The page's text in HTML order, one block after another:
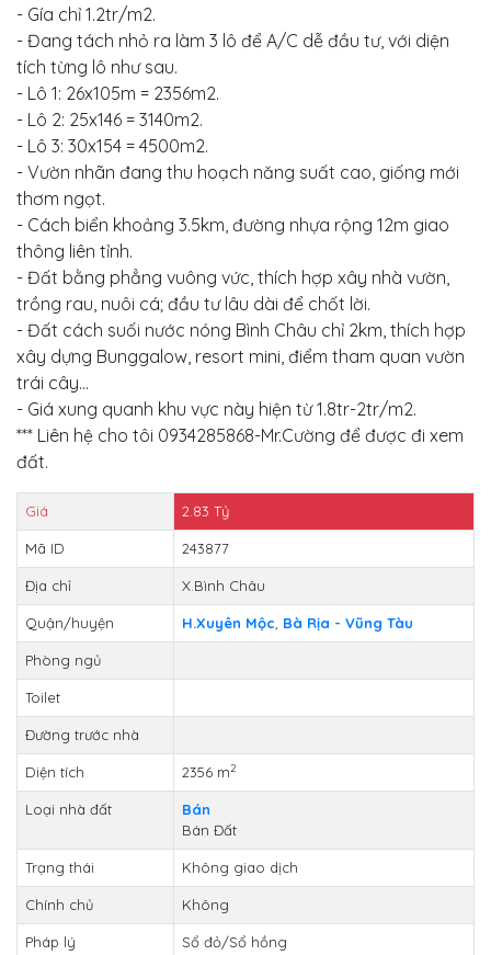
- Gía chỉ 1.2tr/m2.
- Đang tách nhỏ ra làm 3 lô để A/C dễ đầu tư, với diện
tích từng lô như sau.
- Lô 1: 26x105m = 2356m2.
- Lô 2: 25x146 = 3140m2.
- Lô 3: 30x154 = 4500m2.
- Vườn nhãn đang thu hoạch năng suất cao, giống mới
thơm ngọt.
- Cách biển khoảng 3.5km, đường nhựa rộng 12m giao
thông liên tỉnh.
- Đất bằng phẳng vuông vức, thích hợp xây nhà vườn,
trồng rau, nuôi cá; đầu tư lâu dài để chốt lời.
- Đất cách suối nước nóng Bình Châu chỉ 2km, thích hợp
xây dựng Bunggalow, resort mini, điểm tham quan vườn
trái cây...
- Giá xung quanh khu vực này hiện từ 1.8tr-2tr/m2.
*** Liên hệ cho tôi 0934285868-Mr.Cường để được đi xem
đất.
Giá 2.83 Tỷ
Mã ID 243877
Địa chỉ X.Bình Châu
Quận/huyện H.Xuyên Mộc Bà Rịa - Vũng Tàu
Phòng ngủ
Toilet
Đường trước nhà
Diện tích 2356 m2
Loại nhà đất
Bán
Bán Đất
Trạng thái Không giao dịch
Chính chủ Không
Pháp lý Sổ đỏ/Sổ hồng